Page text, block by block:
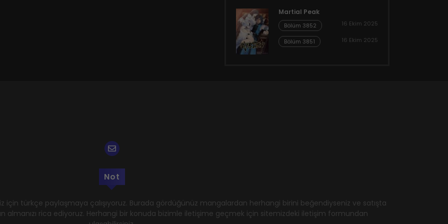
Martial Peak
Bölüm 3852 16 Ekim 2025
Bölüm 3851 16 Ekim 2025
Not
için türkçe paylaşmaya çalışıyoruz. Burada gördüğünüz mangalardan herhangi birini beğendiyseniz ve satışta
almanızı rica ediyoruz. Herhangi bir konuda bizimle iletişime geçmek için sitemizdeki iletişim formundan